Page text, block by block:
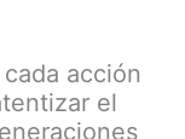
acción
el